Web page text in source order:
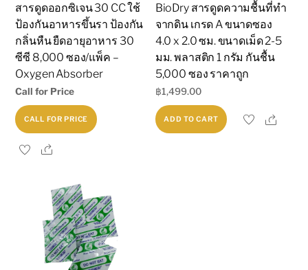
quantity
สารดูดออกซิเจน 30 CC ใช้
ป้องกันอาหารขึ้นรา ป้องกัน
กลิ่นหืน ยืดอายุอาหาร 30
ซีซี 8,000 ซอง/แพ็ค –
Oxygen Absorber
Call for Price
CALL FOR PRICE
Share
BioDry สารดูดความชื้นที่ทำ
จากดิน เกรด A ขนาดซอง
4.0 x 2.0 ซม. ขนาดเม็ด 2-5
มม. พลาสติก 1 กรัม กันชื้น
5,000 ซอง ราคาถูก
฿1,499.00
ADD TO CART Share